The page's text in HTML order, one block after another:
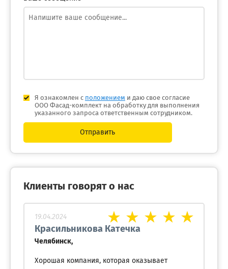
Я ознакомлен с положением и даю свое согласие
ООО Фасад-комплект на обработку для выполнения
указанного запроса ответственным сотрудником.
Отправить
Клиенты говорят о нас
19.04.2024
Красильникова Катечка
Челябинск,
Хорошая компания, которая оказывает